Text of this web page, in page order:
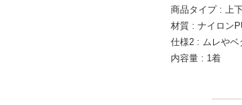
商品タイプ 上
材質
ナイロン
仕様2
ムレやベ
内容量
1着